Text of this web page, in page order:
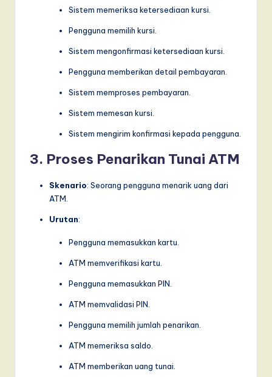
Sistem memeriksa ketersediaan kursi.
Pengguna memilih kursi.
Sistem mengonfirmasi ketersediaan kursi.
Pengguna memberikan detail pembayaran.
Sistem memproses pembayaran.
Sistem memesan kursi.
Sistem mengirim konfirmasi kepada pengguna.
3. Proses Penarikan Tunai ATM
Skenario: Seorang pengguna menarik uang dari
ATM.
Urutan:
Pengguna memasukkan kartu.
ATM memverifikasi kartu.
Pengguna memasukkan PIN.
ATM memvalidasi PIN.
Pengguna memilih jumlah penarikan.
ATM memeriksa saldo.
ATM memberikan uang tunai.